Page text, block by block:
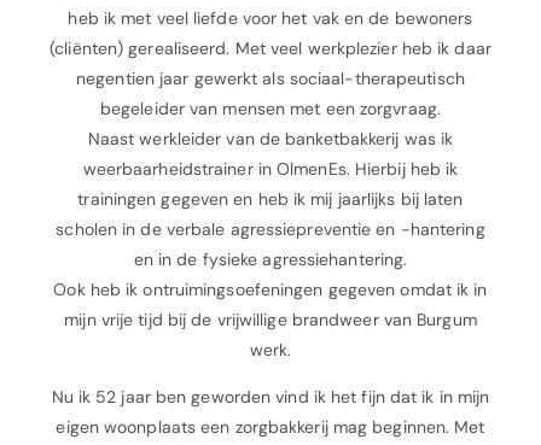
heb ik met veel liefde voor het vak en de bewoners
(cliënten) gerealiseerd. Met veel werkplezier heb ik daar
negentien jaar gewerkt als sociaal-therapeutisch
begeleider van mensen met een zorgvraag.
Naast werkleider van de banketbakkerij was ik
weerbaarheidstrainer in OlmenEs. Hierbij heb ik
trainingen gegeven en heb ik mij jaarlijks bij laten
scholen in de verbale agressiepreventie en -hantering
en in de fysieke agressiehantering.
Ook heb ik ontruimingsoefeningen gegeven omdat ik in
mijn vrije tijd bij de vrijwillige brandweer van Burgum
werk.
Nu ik 52 jaar ben geworden vind ik het fijn dat ik in mijn
eigen woonplaats een zorgbakkerij mag beginnen. Met